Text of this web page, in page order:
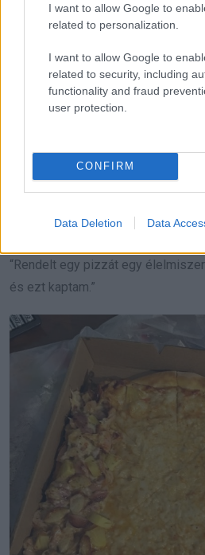
I want to allow Google to
related to personalization.
I want to allow Google to
related to security, including
functionality and fraud
user protection.
CONFIRM
Data Deletion Data
“Rendelt egy pizzát egy
és ezt kaptam.”